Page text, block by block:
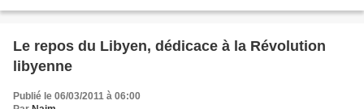
Le repos du Libyen, dédicace à la Révolution
libyenne
Publié le 06/03/2011 à 06:00